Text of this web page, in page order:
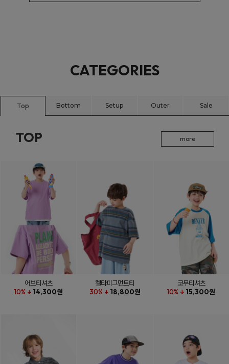
CATEGORIES
Top Bottom Setup Outer Sale
TOP more
어브티셔츠
10% ↓ 14,300원
켈타피그먼트티
30% ↓ 18,800원
코무티셔츠
10% ↓ 15,300원